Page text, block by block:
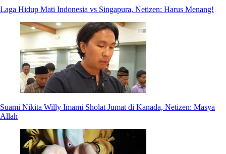
Laga Hidup Mati Indonesia vs Singapura, Netizen: Harus Menang!
Suami Nikita Willy Imami Sholat Jumat di Kanada, Netizen: Masya
Allah